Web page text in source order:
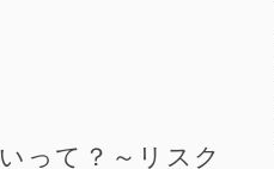
って？～リスク